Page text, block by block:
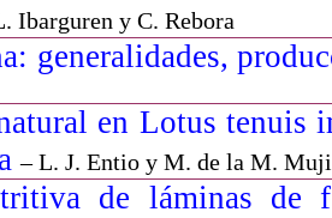
Ibarguren y C. Rebora
generalidades,
en Lotus tenuis
– L. J. Entio y M. de la M.
de láminas de